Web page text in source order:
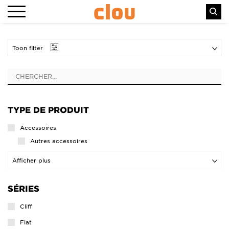
Toon filter
TYPE DE PRODUIT
Accessoires
Autres accessoires
Patères
Porte-balais
Porte-rouleaux
Afficher plus
SÉRIES
Cliff
Flat